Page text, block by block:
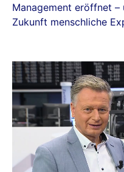
Management eröffnet –
Zukunft menschliche
Video-
Player